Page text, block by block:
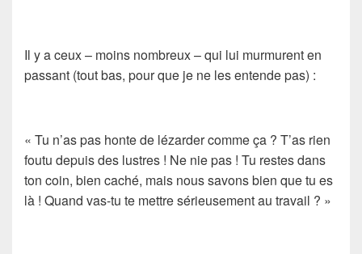
Il y a ceux – moins nombreux – qui lui murmurent en
passant (tout bas, pour que je ne les entende pas) :
« Tu n’as pas honte de lézarder comme ça ? T’as rien
foutu depuis des lustres ! Ne nie pas ! Tu restes dans
ton coin, bien caché, mais nous savons bien que tu es
là ! Quand vas-tu te mettre sérieusement au travail ? »